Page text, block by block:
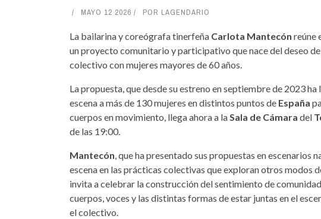
MAYO 12 2026 POR LAGENDARIO
La bailarina y coreógrafa tinerfeña Carlota Mantecón reúne
un proyecto comunitario y participativo que nace del deseo
colectivo con mujeres mayores de 60 años.
La propuesta, que desde su estreno en septiembre de 2023
escena a más de 130 mujeres en distintos puntos de España
cuerpos en movimiento, llega ahora a la Sala de Cámara del
de las 19:00.
Mantecón , que ha presentado sus propuestas en escenarios
escena en las prácticas colectivas que exploran otros modos
invita a celebrar la construcción del sentimiento de
cuerpos, voces y las distintas formas de estar juntas en el
el colectivo.